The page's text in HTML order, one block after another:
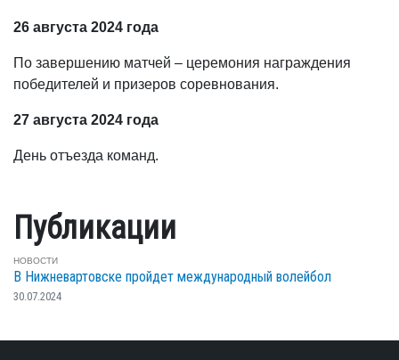
26 августа 2024 года
По завершению матчей – церемония награждения
победителей и призеров соревнования.
27 августа 2024 года
День отъезда команд.
Публикации
НОВОСТИ
В Нижневартовске пройдет международный волейбол
30.07.2024